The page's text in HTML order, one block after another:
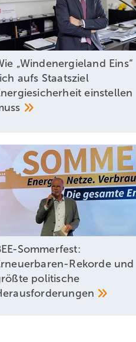
„Windenergieland Eins“
aufs Staatsziel
einstellen
Sommerfest:
Rekorde und
politische